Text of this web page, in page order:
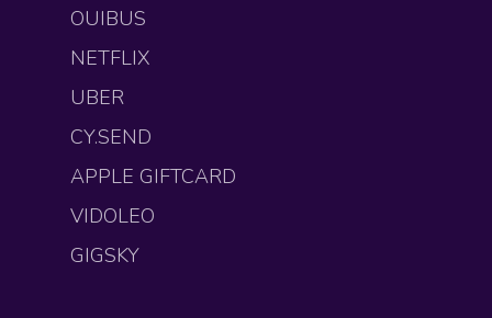
OUIBUS
NETFLIX
UBER
CY.SEND
APPLE GIFTCARD
VIDOLEO
GIGSKY